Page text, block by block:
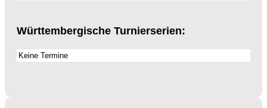
Württembergische Turnierserien:
Keine Termine